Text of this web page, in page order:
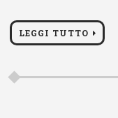
LEGGI TUTTO